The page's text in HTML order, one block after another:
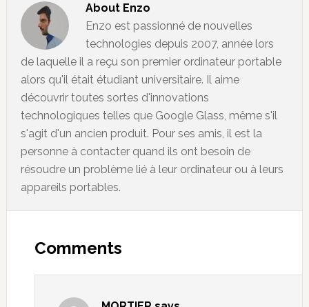
About Enzo
Enzo est passionné de nouvelles
technologies depuis 2007, année lors
de laquelle il a reçu son premier ordinateur portable
alors qu'il était étudiant universitaire. Il aime
découvrir toutes sortes d'innovations
technologiques telles que Google Glass, même s'il
s'agit d'un ancien produit. Pour ses amis, il est la
personne à contacter quand ils ont besoin de
résoudre un problème lié à leur ordinateur ou à leurs
appareils portables.
Interactions
Comments